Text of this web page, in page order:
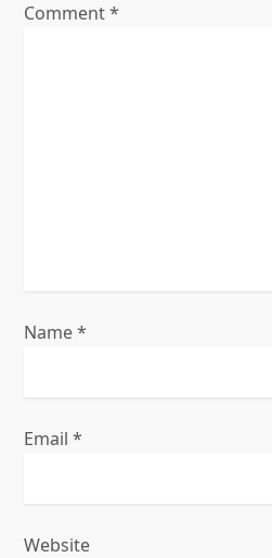
i
Comment*
Name*
Email*
Website